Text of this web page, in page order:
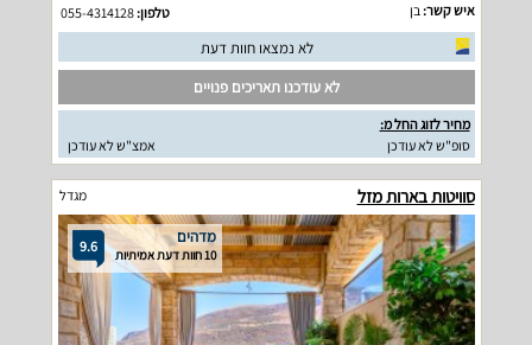
איש קשר:בן טלפון:055-4314128
לא נמצאו חוות דעת
לא עודכנו תאריכים פנויים
מחיר לזוג החל מ:
סופ"ש לא עודכן
אמצ"ש לא עודכן
סוויטות בארות מזל מגדל
9.6 מדהים
10 חוות דעת אמיתיות